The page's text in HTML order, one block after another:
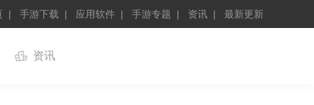
手游下载 应用软件 手游专题 资讯 最新更新
资讯